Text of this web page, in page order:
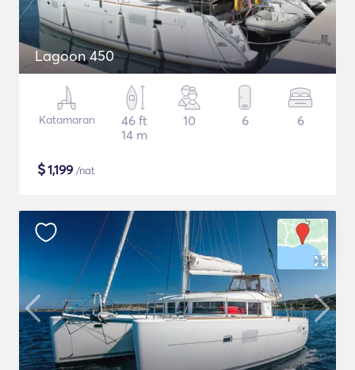
Lagoon 450
Katamaran
46 ft
14 m
10 6 6
$1,199 /nat